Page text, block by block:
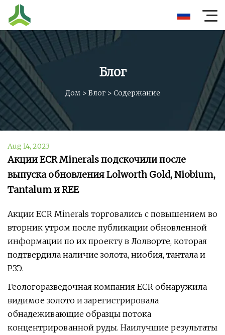
Блог
Дом > Блог> Содержание
Aug 14, 2023
Акции ECR Minerals подскочили после
выпуска обновления Lolworth Gold, Niobium,
Tantalum и REE
Акции ECR Minerals торговались с повышением во
вторник утром после публикации обновленной
информации по их проекту в Лолворте, которая
подтвердила наличие золота, ниобия, тантала и
РЗЭ.
Геологоразведочная компания ECR обнаружила
видимое золото и зарегистрировала
обнадеживающие образцы потока
концентрированной руды. Наилучшие результаты